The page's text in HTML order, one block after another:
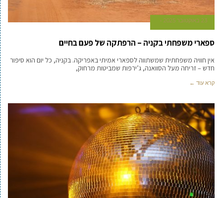
23 באוקטובר 2025
ספארי משפחתי בקניה – הרפתקה של פעם בחיים
אין חוויה משפחתית שמשתווה לספארי אמיתי באפריקה. בקניה, כל יום הוא סיפור
חדש – זריחה מעל הסוואנה, ג’ירפות שמביטות מרחוק,
קרא עוד ←